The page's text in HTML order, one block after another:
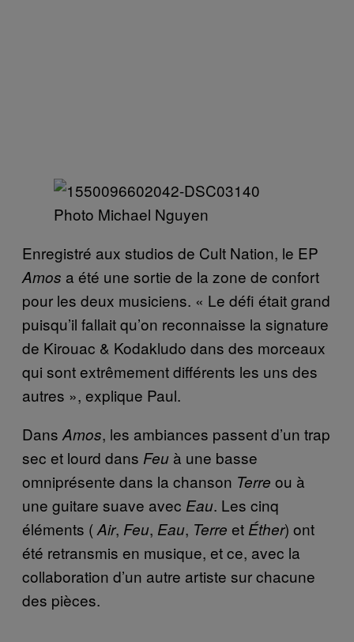
Photo Michael Nguyen
Enregistré aux studios de Cult Nation, le EP
Amos a été une sortie de la zone de confort
pour les deux musiciens. « Le défi était grand
puisqu’il fallait qu’on reconnaisse la signature
de Kirouac & Kodakludo dans des morceaux
qui sont extrêmement différents les uns des
autres », explique Paul.
Dans Amos, les ambiances passent d’un trap
sec et lourd dans Feu à une basse
omniprésente dans la chanson Terre ou à
une guitare suave avec Eau. Les cinq
éléments (Air, Feu, Eau, Terre et Éther) ont
été retransmis en musique, et ce, avec la
collaboration d’un autre artiste sur chacune
des pièces.